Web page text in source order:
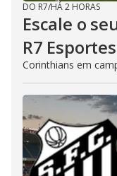
DO R7/HÁ 2 HORAS
Escale o
R7 Esportes
Corinthians em